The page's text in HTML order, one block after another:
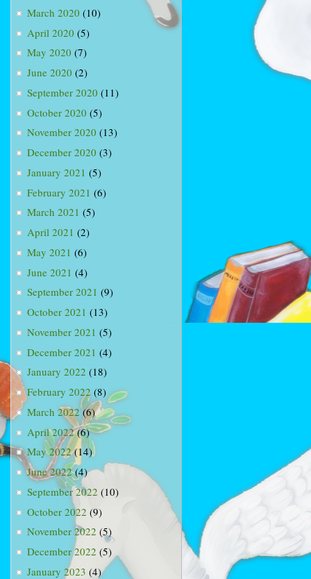
March 2020 (10)
April 2020 (5)
May 2020 (7)
June 2020 (2)
September 2020 (11)
October 2020 (5)
November 2020 (13)
December 2020 (3)
January 2021 (5)
February 2021 (6)
March 2021 (5)
April 2021 (2)
May 2021 (6)
June 2021 (4)
September 2021 (9)
October 2021 (13)
November 2021 (5)
December 2021 (4)
January 2022 (18)
February 2022 (8)
March 2022(6)
April 2022(6)
May 2022(14)
June 2022(4)
September 2022 (10)
October 2022 (9)
November 2022 (5)
December 2022 (5)
January 2023 (4)